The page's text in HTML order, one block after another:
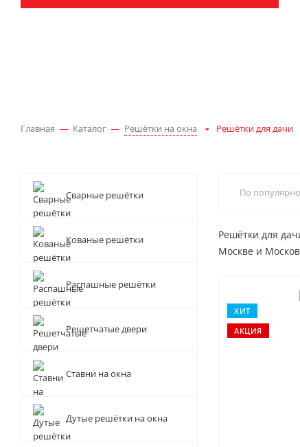
Главная Каталог Решётки на окна Решётки для дачи
По
Решётки для
Москве и
ХИТ
АКЦИЯ
Сварные решётки
Кованые решётки
Распашные решётки
Решетчатые двери
Ставни на окна
Дутые решётки на окна